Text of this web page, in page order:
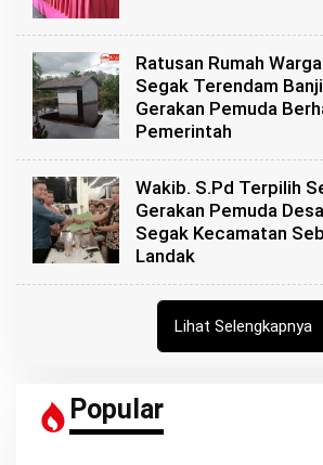
Ratusan Rumah
Segak Terendam
Gerakan Pemuda
Pemerintah
Wakib. S.Pd Terpilih
Gerakan Pemuda
Segak Kecamatan
Landak
Lihat Selengkapnya
Popular